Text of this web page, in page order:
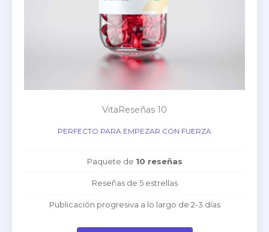
VitaReseñas 10
PERFECTO PARA EMPEZAR CON FUERZA
Paquete de 10 reseñas
Reseñas de 5 estrellas
Publicación progresiva a lo largo de 2-3 días